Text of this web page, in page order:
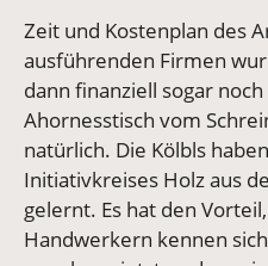
Zeit und Kostenplan des
ausführenden Firmen
dann finanziell sogar
Ahornesstisch vom
natürlich. Die Kölbls
Initiativkreises Holz aus
gelernt. Es hat den
Handwerkern kennen